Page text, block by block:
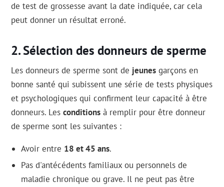
de test de grossesse avant la date indiquée, car cela
peut donner un résultat erroné.
Sélection des donneurs de sperme
Les donneurs de sperme sont de jeunes garçons en
bonne santé qui subissent une série de tests physiques
et psychologiques qui confirment leur capacité à être
donneurs. Lesconditions à remplir pour être donneur
de sperme sont les suivantes :
Avoir entre 18 et 45 ans.
Pas d'antécédents familiaux ou personnels de
maladie chronique ou grave. Il ne peut pas être